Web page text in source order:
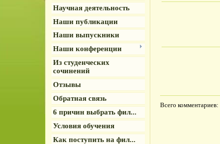
Научная деятельность
Наши публикации
Наши выпускники
Наши конференции
Из студенческих
сочинений
Отзывы
Обратная связь
6 причин выбрать фил...
Условия обучения
Как поступить на фил...
Всего комментариев: